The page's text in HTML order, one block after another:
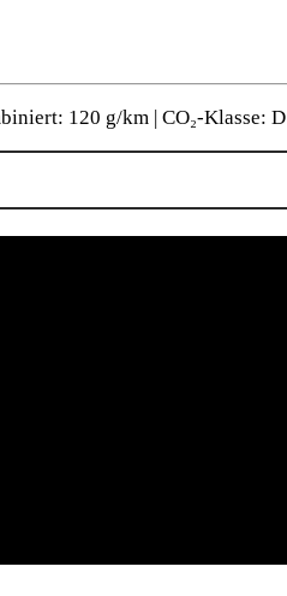
120 g/km | CO₂-Klasse: D